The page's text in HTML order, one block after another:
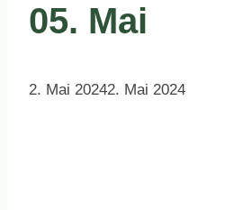
05. Mai
2. Mai 20242. Mai 2024